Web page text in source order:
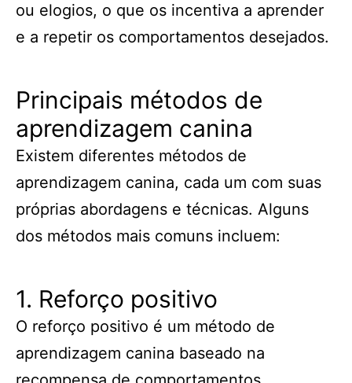
ou elogios, o que os incentiva a aprender
e a repetir os comportamentos desejados.
Principais métodos de
aprendizagem canina
Existem diferentes métodos de
aprendizagem canina, cada um com suas
próprias abordagens e técnicas. Alguns
dos métodos mais comuns incluem:
1. Reforço positivo
O reforço positivo é um método de
aprendizagem canina baseado na